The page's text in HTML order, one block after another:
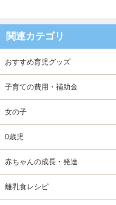
関連カテゴリ
おすすめ育児グッズ
子育ての費用・補助金
女の子
0歳児
赤ちゃんの成長・発達
離乳食レシピ